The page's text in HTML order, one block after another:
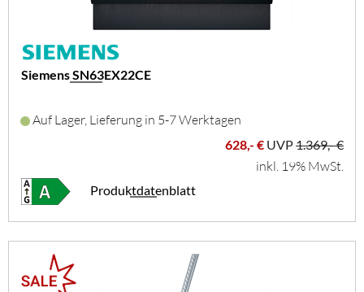
Siemens SN63EX22CE
Auf Lager, Lieferung in 5-7 Werktagen
628,- € UVP1.369,- €
inkl. 19% MwSt.
Produktdatenblatt